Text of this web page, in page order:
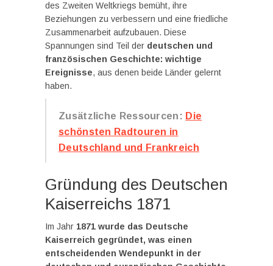
des Zweiten Weltkriegs bemüht, ihre
Beziehungen zu verbessern und eine friedliche
Zusammenarbeit aufzubauen. Diese
Spannungen sind Teil der deutschen und
französischen Geschichte: wichtige
Ereignisse, aus denen beide Länder gelernt
haben.
Zusätzliche Ressourcen: Die
schönsten Radtouren in
Deutschland und Frankreich
Gründung des Deutschen
Kaiserreichs 1871
Im Jahr 1871 wurde das Deutsche
Kaiserreich gegründet, was einen
entscheidenden Wendepunkt in der